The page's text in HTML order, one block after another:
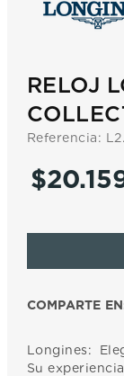
RELOJ
Referencia:
$20.
COMPARTE
Longines:
Su